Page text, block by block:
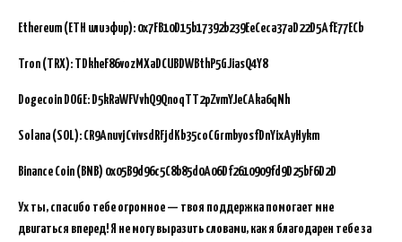
Ethereum (ETH или эфир): 0x7FB10D15b17392b239EeCeca37aD22D5AfE77ECb
Tron (TRX): TDkheF86vozMXaDCUBDWBthP5GJiasQ4Y8
Dogecoin DOGE: D5kRaWFVvhQ9QnoqTT2pZvmYJeCAka6qNh
Solana (SOL): CR9AnuvjCvivsdRFjdKb35coCGrmbyosfDnYixAyHykm
Binance Coin (BNB) 0x05B9d96c5C8b85d0A06Df2610909fd9D25bF6D2D
Ух ты, спасибо тебе огромное — твоя поддержка помогает мне
двигаться вперед! Я не могу выразить словами, как я благодарен тебе за